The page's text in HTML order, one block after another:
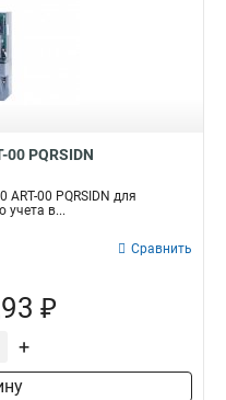
PQRSIDN
АRT-00 PQRSIDN для
учета в...
Сравнить
₽
+